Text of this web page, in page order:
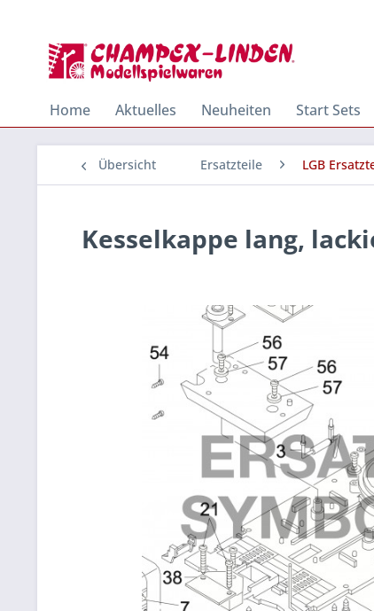
Home Aktuelles Neuheiten Start Sets
Übersicht Ersatzteile LGB
Kesselkappe lang,